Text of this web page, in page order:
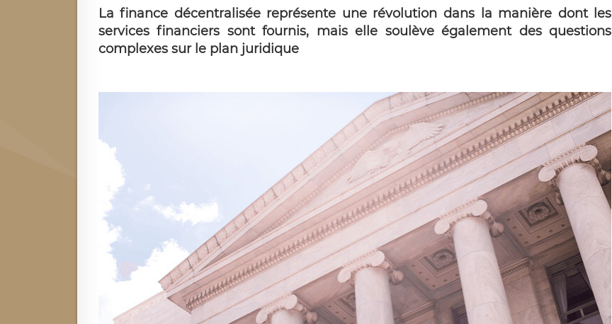
La finance décentralisée représente une révolution dans la manière dont les
services financiers sont fournis, mais elle soulève également des questions
complexes sur le plan juridique